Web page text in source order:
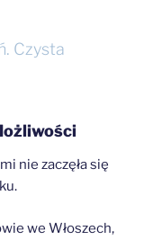
Czysta
nie zaczęła się
we Włoszech,